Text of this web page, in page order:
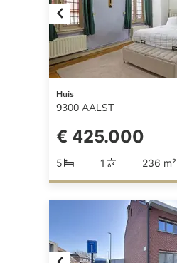
Previous
Huis
9300 AALST
€ 425.000
5 1 236 m²